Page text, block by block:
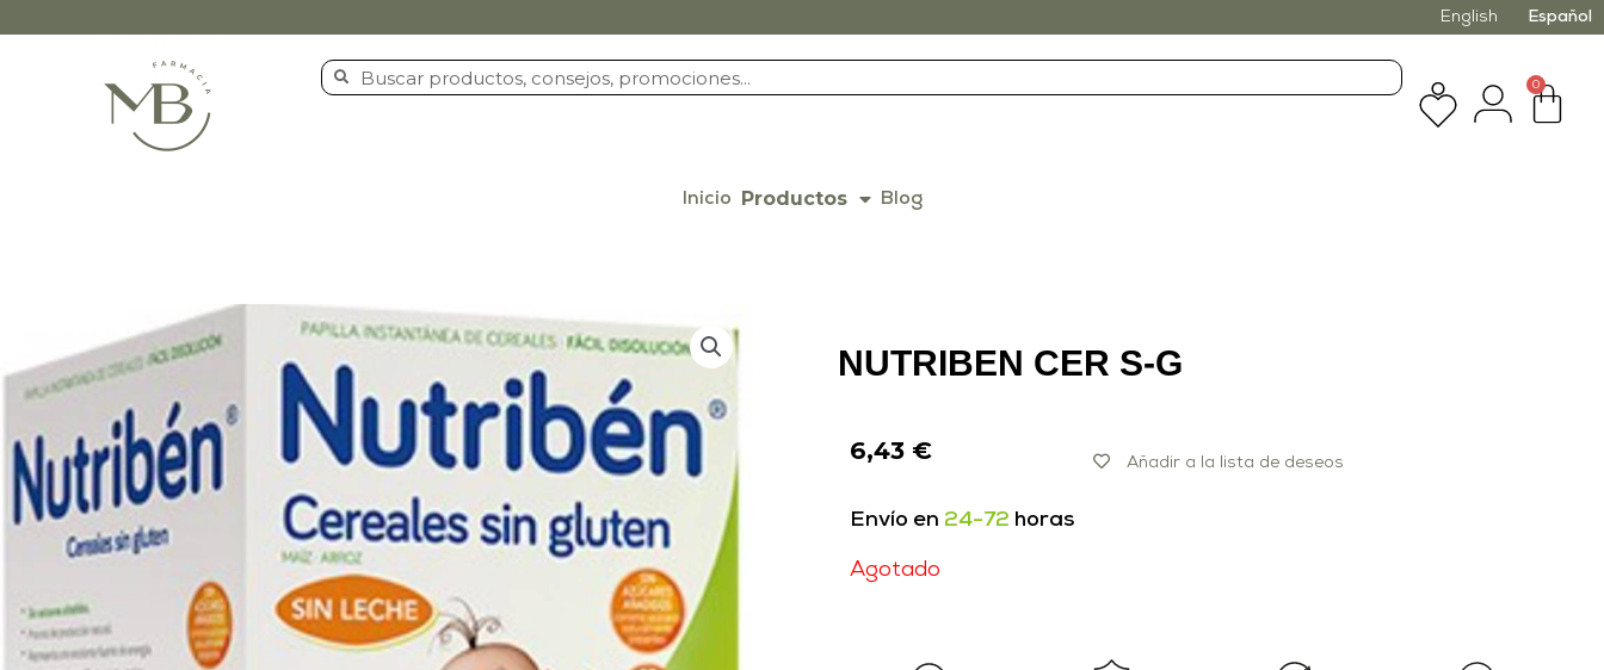
English Español
0
Inicio Productos Blog
NUTRIBEN CER S-G
6,43 € Añadir a la lista de deseos
Envío en 24-72 horas
Agotado